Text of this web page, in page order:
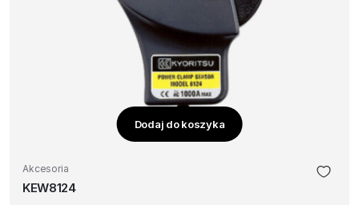
Dodaj do koszyka
Akcesoria
KEW8124